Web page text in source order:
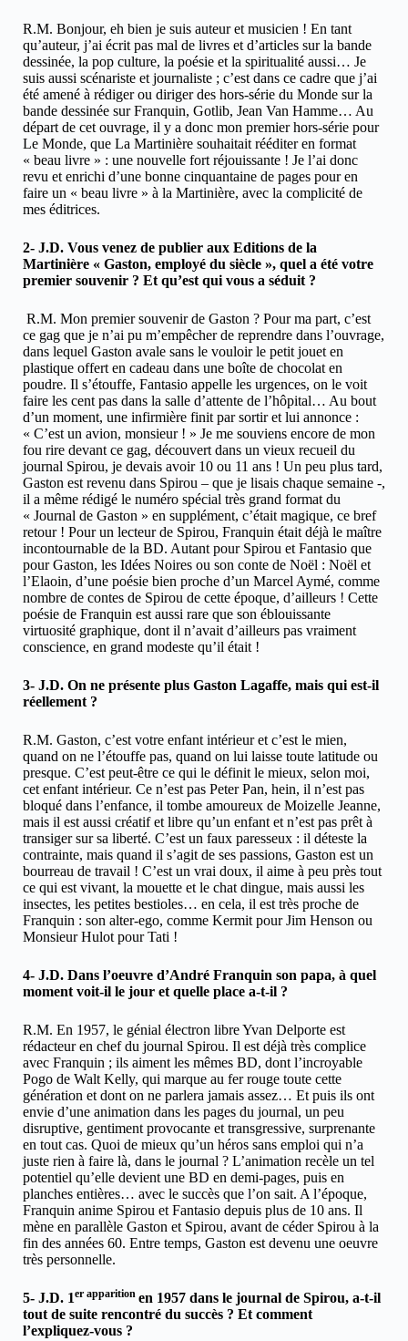
R.M. Bonjour, eh bien je suis auteur et musicien ! En tant
qu’auteur, j’ai écrit pas mal de livres et d’articles sur la bande
dessinée, la pop culture, la poésie et la spiritualité aussi… Je
suis aussi scénariste et journaliste ; c’est dans ce cadre que j’ai
été amené à rédiger ou diriger des hors-série du Monde sur la
bande dessinée sur Franquin, Gotlib, Jean Van Hamme… Au
départ de cet ouvrage, il y a donc mon premier hors-série pour
Le Monde, que La Martinière souhaitait rééditer en format
« beau livre » : une nouvelle fort réjouissante ! Je l’ai donc
revu et enrichi d’une bonne cinquantaine de pages pour en
faire un « beau livre » à la Martinière, avec la complicité de
mes éditrices.
2- J.D. Vous venez de publier aux Editions de la
Martinière « Gaston, employé du siècle », quel a été votre
premier souvenir ? Et qu’est qui vous a séduit ?
R.M. Mon premier souvenir de Gaston ? Pour ma part, c’est
ce gag que je n’ai pu m’empêcher de reprendre dans l’ouvrage,
dans lequel Gaston avale sans le vouloir le petit jouet en
plastique offert en cadeau dans une boîte de chocolat en
poudre. Il s’étouffe, Fantasio appelle les urgences, on le voit
faire les cent pas dans la salle d’attente de l’hôpital… Au bout
d’un moment, une infirmière finit par sortir et lui annonce :
« C’est un avion, monsieur ! » Je me souviens encore de mon
fou rire devant ce gag, découvert dans un vieux recueil du
journal Spirou, je devais avoir 10 ou 11 ans ! Un peu plus tard,
Gaston est revenu dans Spirou – que je lisais chaque semaine -,
il a même rédigé le numéro spécial très grand format du
« Journal de Gaston » en supplément, c’était magique, ce bref
retour ! Pour un lecteur de Spirou, Franquin était déjà le maître
incontournable de la BD. Autant pour Spirou et Fantasio que
pour Gaston, les Idées Noires ou son conte de Noël : Noël et
l’Elaoin, d’une poésie bien proche d’un Marcel Aymé, comme
nombre de contes de Spirou de cette époque, d’ailleurs ! Cette
poésie de Franquin est aussi rare que son éblouissante
virtuosité graphique, dont il n’avait d’ailleurs pas vraiment
conscience, en grand modeste qu’il était !
3- J.D. On ne présente plus Gaston Lagaffe, mais qui est-il
réellement ?
R.M. Gaston, c’est votre enfant intérieur et c’est le mien,
quand on ne l’étouffe pas, quand on lui laisse toute latitude ou
presque. C’est peut-être ce qui le définit le mieux, selon moi,
cet enfant intérieur. Ce n’est pas Peter Pan, hein, il n’est pas
bloqué dans l’enfance, il tombe amoureux de Moizelle Jeanne,
mais il est aussi créatif et libre qu’un enfant et n’est pas prêt à
transiger sur sa liberté. C’est un faux paresseux : il déteste la
contrainte, mais quand il s’agit de ses passions, Gaston est un
bourreau de travail ! C’est un vrai doux, il aime à peu près tout
ce qui est vivant, la mouette et le chat dingue, mais aussi les
insectes, les petites bestioles… en cela, il est très proche de
Franquin : son alter-ego, comme Kermit pour Jim Henson ou
Monsieur Hulot pour Tati !
4- J.D. Dans l’oeuvre d’André Franquin son papa, à quel
moment voit-il le jour et quelle place a-t-il ?
R.M. En 1957, le génial électron libre Yvan Delporte est
rédacteur en chef du journal Spirou. Il est déjà très complice
avec Franquin ; ils aiment les mêmes BD, dont l’incroyable
Pogo de Walt Kelly, qui marque au fer rouge toute cette
génération et dont on ne parlera jamais assez… Et puis ils ont
envie d’une animation dans les pages du journal, un peu
disruptive, gentiment provocante et transgressive, surprenante
en tout cas. Quoi de mieux qu’un héros sans emploi qui n’a
juste rien à faire là, dans le journal ? L’animation recèle un tel
potentiel qu’elle devient une BD en demi-pages, puis en
planches entières… avec le succès que l’on sait. A l’époque,
Franquin anime Spirou et Fantasio depuis plus de 10 ans. Il
mène en parallèle Gaston et Spirou, avant de céder Spirou à la
fin des années 60. Entre temps, Gaston est devenu une oeuvre
très personnelle.
5- J.D. 1er apparition en 1957 dans le journal de Spirou, a-t-il
tout de suite rencontré du succès ? Et comment
l’expliquez-vous ?